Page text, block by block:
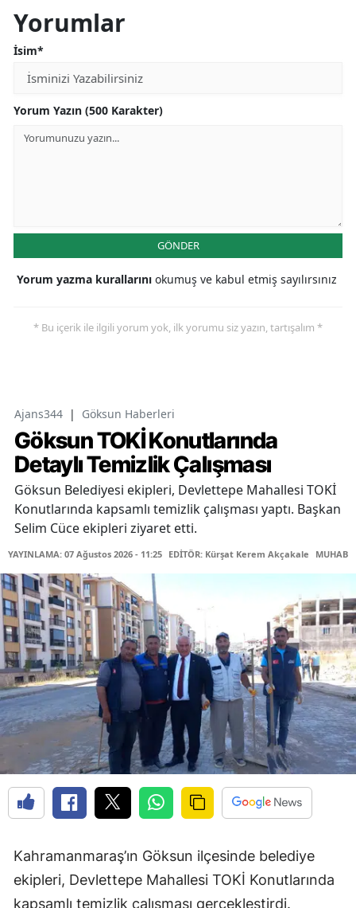
Yorumlar
İsim*
Yorum Yazın (500 Karakter)
GÖNDER
Yorum yazma kurallarını okumuş ve kabul etmiş sayılırsınız
* Bu içerik ile ilgili yorum yok, ilk yorumu siz yazın, tartışalım *
Ajans344 | Göksun Haberleri
Göksun TOKİ Konutlarında
Detaylı Temizlik Çalışması
Göksun Belediyesi ekipleri, Devlettepe Mahallesi TOKİ
Konutlarında kapsamlı temizlik çalışması yaptı. Başkan
Selim Cüce ekipleri ziyaret etti.
YAYINLAMA: 07 Ağustos 2026 - 11:25 EDİTÖR: Kürşat Kerem Akçakale
Kahramanmaraş’ın Göksun ilçesinde belediye
ekipleri, Devlettepe Mahallesi TOKİ Konutlarında
kapsamlı temizlik çalışması gerçekleştirdi.